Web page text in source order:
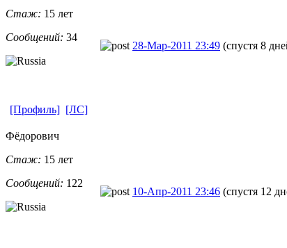
Стаж: 15 лет
Сообщений: 34
28-Мар-2011 23:49 (спустя 8
[Профиль] [ЛС]
Фёдорович
Стаж: 15 лет
Сообщений: 122
10-Апр-2011 23:46 (спустя 12